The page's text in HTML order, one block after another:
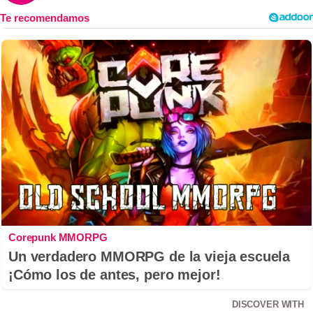
Corepunk MMORPG
Un verdadero MMORPG de la vieja escuela
¡Cómo los de antes, pero mejor!
DISCOVER WITH